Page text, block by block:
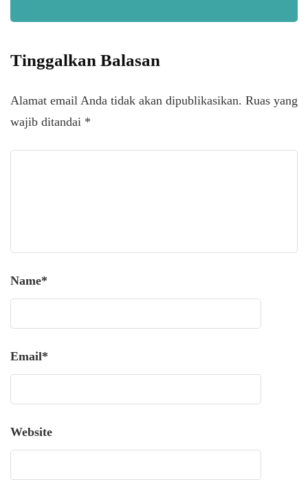
Tinggalkan Balasan
Alamat email Anda tidak akan dipublikasikan. Ruas yang
wajib ditandai *
Name*
Email*
Website